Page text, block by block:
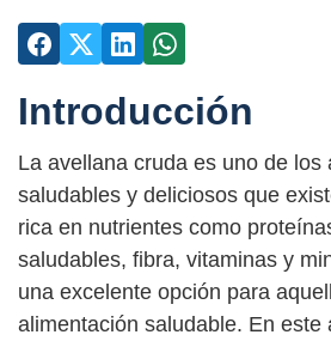
Introducción
La avellana cruda es uno de los
saludables y deliciosos que
rica en nutrientes como
saludables, fibra, vitaminas y
una excelente opción para
alimentación saludable. En este